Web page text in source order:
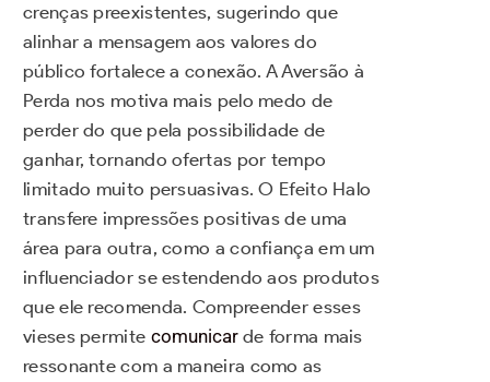
crenças preexistentes, sugerindo que
alinhar a mensagem aos valores do
público fortalece a conexão. A Aversão à
Perda nos motiva mais pelo medo de
perder do que pela possibilidade de
ganhar, tornando ofertas por tempo
limitado muito persuasivas. O Efeito Halo
transfere impressões positivas de uma
área para outra, como a confiança em um
influenciador se estendendo aos produtos
que ele recomenda. Compreender esses
vieses permite comunicarde forma mais
ressonante com a maneira como as